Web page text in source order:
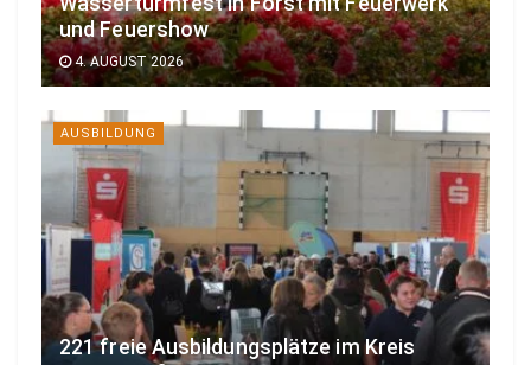
und Feuershow
4. AUGUST 2026
AUSBILDUNG
221 freie Ausbildungsplätze im Kreis